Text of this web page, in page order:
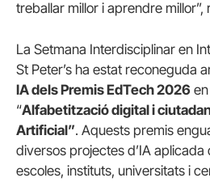
treballar millor i aprendre millor”,
La Setmana Interdisciplinar en
St Peter’s ha estat reconeguda
IA dels Premis EdTech 2026
“Alfabetització digital i
Artificial”. Aquests premis
diversos projectes d’IA
escoles, instituts, universitats i